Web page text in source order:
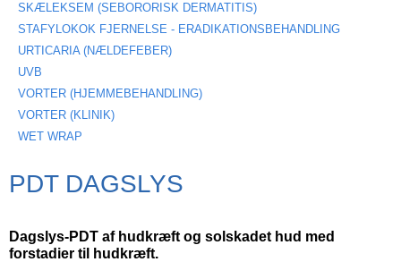
SKÆLEKSEM (SEBORORISK DERMATITIS)
STAFYLOKOK FJERNELSE - ERADIKATIONSBEHANDLING
URTICARIA (NÆLDEFEBER)
UVB
VORTER (HJEMMEBEHANDLING)
VORTER (KLINIK)
WET WRAP
PDT DAGSLYS
Dagslys-PDT af hudkræft og solskadet hud med
forstadier til hudkræft.